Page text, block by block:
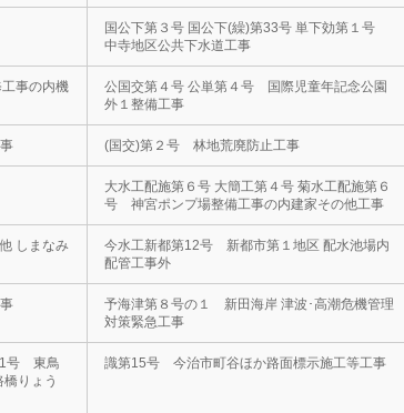
国公下第３号 国公下(繰)第33号 単下効第１号
中寺地区公共下水道工事
事の内機
公国交第４号 公単第４号 国際児童年記念公園
外１整備工事
(国交)第２号 林地荒廃防止工事
大水工配施第６号 大簡工第４号 菊水工配施第６
号 神宮ポンプ場整備工事の内建家その他工事
しまなみ
今水工新都第12号 新都市第１地区 配水池場内
配管工事外
予海津第８号の１ 新田海岸 津波･高潮危機管理
対策緊急工事
号 東鳥
りょう
識第15号 今治市町谷ほか路面標示施工等工事